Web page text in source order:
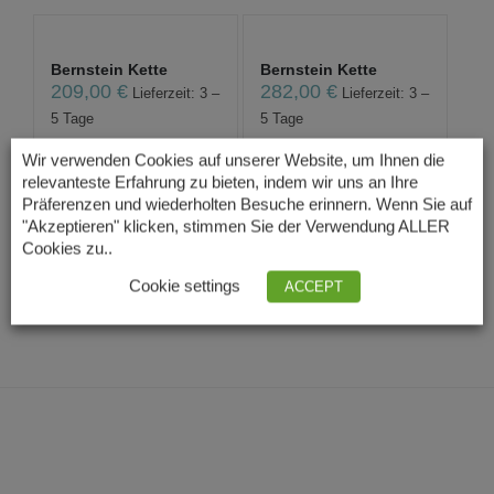
Bernstein Kette
209,00 €
Lieferzeit: 3 –
5 Tage
Bernstein Kette
282,00€
Lieferzeit: 3 –
5 Tage
Collier aus Bernstein
Nuggets / Ch...
139,00
Halskette aus
Bernstein
5 Tage
Wir verwenden Cookies auf unserer Website, um Ihnen die
relevanteste Erfahrung zu bieten, indem wir uns an Ihre
Präferenzen und wiederholten Besuche erinnern. Wenn Sie auf
"Akzeptieren" klicken, stimmen Sie der Verwendung ALLER
Cookies zu..
Cookie settings ACCEPT